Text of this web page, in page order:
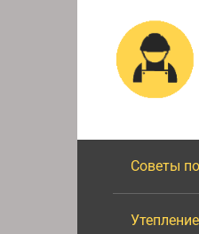
Советы